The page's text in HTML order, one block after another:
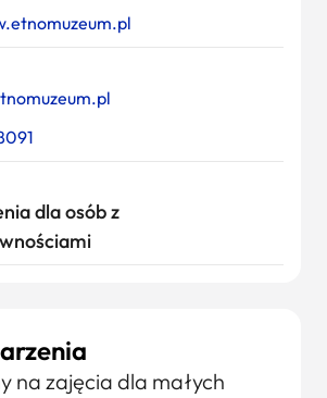
na zajęcia dla małych
dla osób z